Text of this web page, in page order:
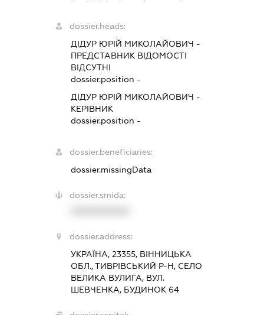
dossier.heads:
ДІДУР ЮРІЙ МИКОЛАЙОВИЧ -
ПРЕДСТАВНИК ВІДОМОСТІ
ВІДСУТНІ
dossier.position -
ДІДУР ЮРІЙ МИКОЛАЙОВИЧ -
КЕРІВНИК
dossier.position -
dossier.beneficiaries:
dossier.missingData
dossier.smida:
dossier.address:
УКРАЇНА, 23355, ВІННИЦЬКА
ОБЛ., ТИВРІВСЬКИЙ Р-Н, СЕЛО
ВЕЛИКА ВУЛИГА, ВУЛ.
ШЕВЧЕНКА, БУДИНОК 64